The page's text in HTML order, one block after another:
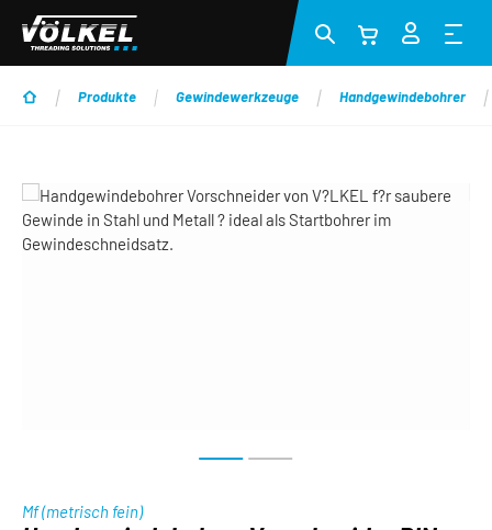
Zum Hauptinhalt springen
Produkte Gewindewerkzeuge Handgewindebohrer
Bildergalerie überspringen
Mf (metrisch fein)